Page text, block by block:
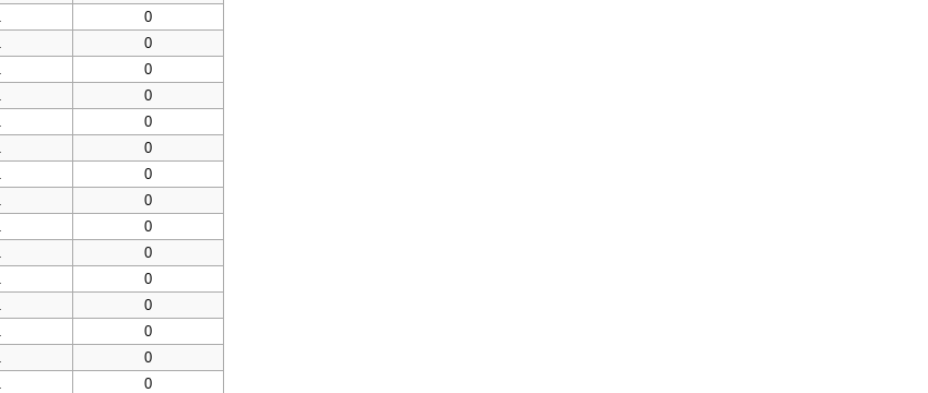
0
0
0
0
0
0
0
0
0
0
0
0
0
0
0